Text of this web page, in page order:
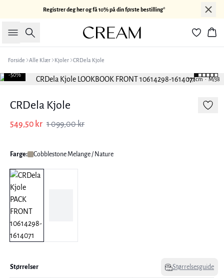
Registrer deg her og få 10% på din første bestilling*
Søk
Forside Alle Klær Kjoler CRDela Kjole
177 cm • M/38
-50%
CRDela Kjole
549,50 kr 1 099,00 kr
Farge: Cobblestone Melange / Nature
Størrelser Størrelsesguide